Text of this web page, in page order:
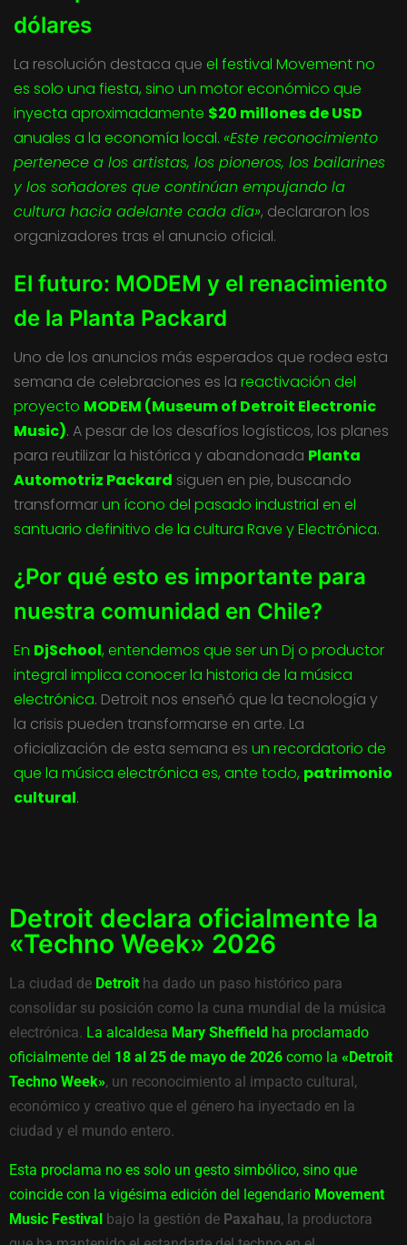
dólares
La resolución destaca que el festival Movement no
es solo una fiesta, sino un motor económico que
inyecta aproximadamente $20 millones de USD
anuales a la economía local. «Este reconocimiento
pertenece a los artistas, los pioneros, los bailarines
y los soñadores que continúan empujando la
cultura hacia adelante cada día», declararon los
organizadores tras el anuncio oficial.
El futuro: MODEM y el renacimiento
de la Planta Packard
Uno de los anuncios más esperados que rodea esta
semana de celebraciones es la reactivación del
proyecto MODEM (Museum of Detroit Electronic
Music). A pesar de los desafíos logísticos, los planes
para reutilizar la histórica y abandonada Planta
Automotriz Packard siguen en pie, buscando
transformarun ícono del pasado industrial en el
santuario definitivo de la cultura Rave y Electrónica.
¿Por qué esto es importante para
nuestra comunidad en Chile?
En DjSchool, entendemos que ser un Dj o productor
integral implica conocer la historia de la música
electrónica. Detroit nos enseñó que la tecnología y
la crisis pueden transformarse en arte. La
oficialización de esta semana es un recordatorio de
que la música electrónica es, ante todo, patrimonio
cultural.
Detroit declara oficialmente la
«Techno Week» 2026
La ciudad de Detroit ha dado un paso histórico para
consolidar su posición como la cuna mundial de la música
electrónica. La alcaldesa Mary Sheffield ha proclamado
oficialmente del 18 al 25 de mayo de 2026 como la «Detroit
Techno Week», un reconocimiento al impacto cultural,
económico y creativo que el género ha inyectado en la
ciudad y el mundo entero.
Esta proclama no es solo un gesto simbólico, sino que
coincide con la vigésima edición del legendario Movement
Music Festival bajo la gestión de Paxahau, la productora